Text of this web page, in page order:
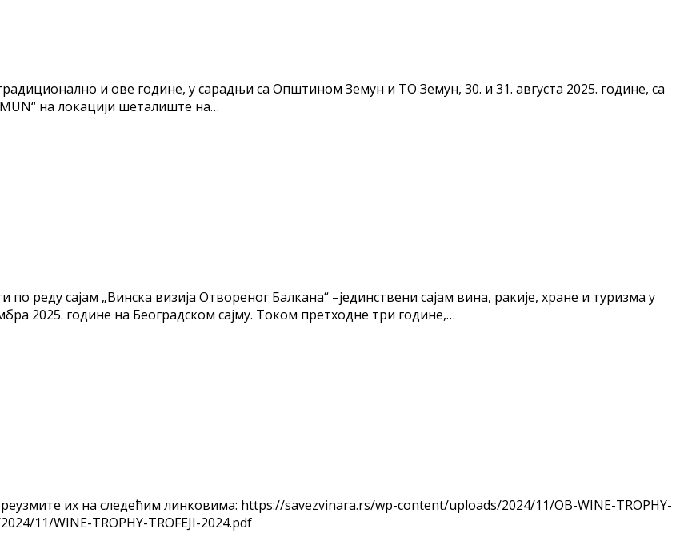
и ове године, у сарадњи са Општином Земун и ТО Земун, 30. и 31. августа 2025. године, са
на локацији шеталиште на…
реду сајам „Винска визија Отвореног Балкана“ –јединствени сајам вина, ракије, хране и туризма у
2025. године на Београдском сајму. Током претходне три године,…
их на следећим линковима: https://savezvinara.rs/wp-content/uploads/2024/11/OB-WINE-TROPHY-
11/WINE-TROPHY-TROFEJI-2024.pdf